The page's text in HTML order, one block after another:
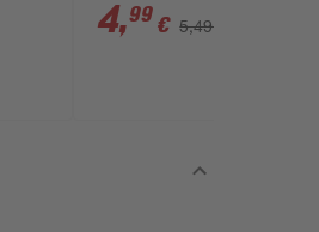
4,99 € 5,49 €